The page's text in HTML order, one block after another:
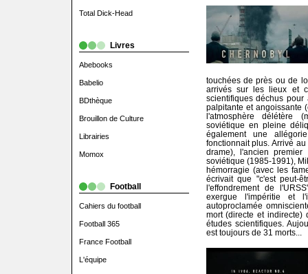
Total Dick-Head
Livres
Abebooks
Babelio
BDthèque
Brouillon de Culture
Librairies
Momox
Football
Cahiers du football
Football 365
France Football
L'équipe
touchées de près ou de
arrivés sur les lieux et
scientifiques déchus
palpitante et angoissante
l'atmosphère délétère
soviétique en pleine
également une
fonctionnait plus. Arrivé
drame), l'ancien
soviétique (1985-1991),
hémorragie (avec les
écrivait que "c'est peut-
l'effondrement de
exergue l'impéritie et
autoproclamée
mort (directe et indirecte)
études scientifiques.
est toujours de 31 morts...